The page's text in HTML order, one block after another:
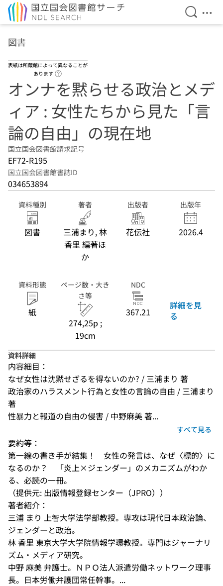
検索を
メ
図書
表紙は所蔵館によって異なることが
あります
オンナを黙らせる政治とメデ
ィア : 女性たちから見た「言
論の自由」の現在地
国立国会図書館請求記号
EF72-R195
国立国会図書館書誌ID
034653894
資料種別
図書
著者
三浦まり, 林
香里 編著ほ
か
出版者
花伝社
出版年
2026.4
資料形態
紙
ページ数・大き
さ等
274,25p ;
19cm
NDC
367.21
詳細を見
る
資料詳細
内容細目：
なぜ女性は沈黙せざるを得ないのか? / 三浦まり 著
政治家のハラスメント行為と女性の言論の自由 / 三浦まり
著
性暴力と報道の自由の侵害 / 中野麻美 著...
すべて見る
要約等：
第一線の書き手が結集！　女性の発言は、なぜ〈標的〉に
なるのか？　「炎上×ジェンダー」のメカニズムがわか
る、必読の一冊。
（提供元: 出版情報登録センター（JPRO））
著者紹介：
三浦 まり 上智大学法学部教授。専攻は現代日本政治論、
ジェンダーと政治。
林 香里 東京大学大学院情報学環教授。専門はジャーナリ
ズム・メディア研究。
中野 麻美 弁護士。ＮＰＯ法人派遣労働ネットワーク理事
長。日本労働弁護団常任幹事。...